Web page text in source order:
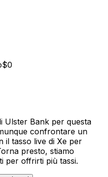
$0
Ulster Bank per questa
confrontare un
il tasso live di Xe per
presto, stiamo
per offrirti più tassi.